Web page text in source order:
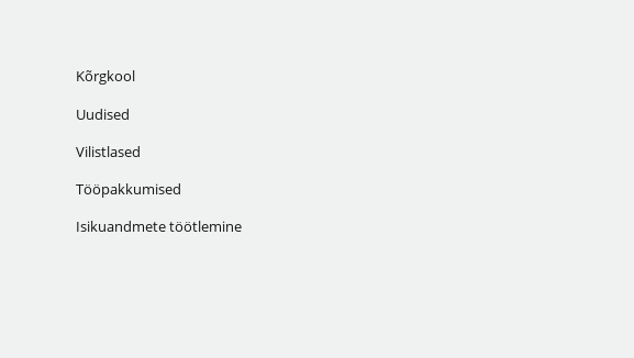
Kõrgkool
Uudised
Vilistlased
Tööpakkumised
Isikuandmete töötlemine